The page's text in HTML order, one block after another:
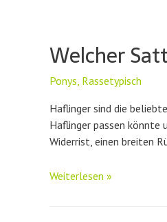
Welcher
Ponys, Rassetypisch
Haflinger sind die
Haflinger passen könnte
Widerrist, einen breiten
Welcher
Weiterlesen »